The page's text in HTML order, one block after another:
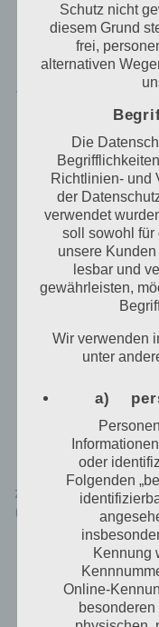
Die betroffene
durch unsere
Internetbrowsers
von Cookies
bereits
Internetbrowser
gelöscht
Internetbrowsern
Person die
Internetbrowser,
Funktionen
Erfassung von
Die
Internetseite
automatisiertes
und
Servers
verwendeten
vom
Betriebssystem,
zugreifendes
(sogenannte
über ein
Internetseite
die Uhrzeit eines
eine Internet-
Internet-Service-
Schutz nicht
diesem Grund
frei,
alternativen
Die
Richtlinien- und
der
verwendet
soll sowohl für
unsere
lesbar und
gewährleisten,
Wir verwenden
unter
a)
oder
Folgenden
Kennung
Online-